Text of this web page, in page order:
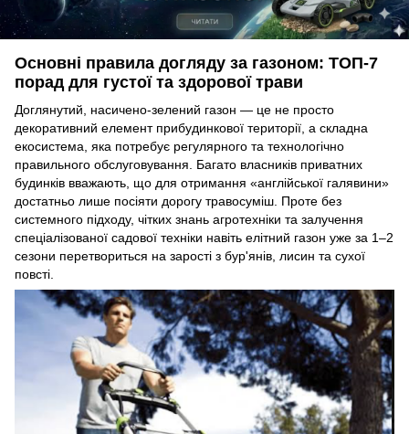
Основні правила догляду за газоном: ТОП-7
порад для густої та здорової трави
Доглянутий, насичено-зелений газон — це не просто
декоративний елемент прибудинкової території, а складна
екосистема, яка потребує регулярного та технологічно
правильного обслуговування. Багато власників приватних
будинків вважають, що для отримання «англійської галявини»
достатньо лише посіяти дорогу травосуміш. Проте без
системного підходу, чітких знань агротехніки та залучення
спеціалізованої садової техніки навіть елітний газон уже за 1–2
сезони перетвориться на зарості з бур'янів, лисин та сухої
повсті.